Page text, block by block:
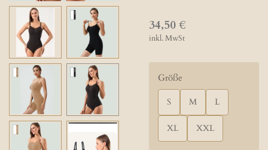
34,50 €
inkl. MwSt
Größe
S M L
XL XXL